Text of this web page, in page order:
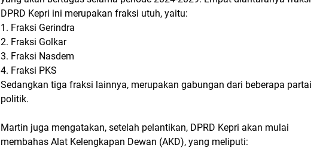
DPRD Kepri ini merupakan fraksi utuh, yaitu:
1. Fraksi Gerindra
2. Fraksi Golkar
3. Fraksi Nasdem
4. Fraksi PKS
Sedangkan tiga fraksi lainnya, merupakan gabungan dari beberapa partai
politik.
Martin juga mengatakan, setelah pelantikan, DPRD Kepri akan mulai
membahas Alat Kelengkapan Dewan (AKD), yang meliputi: